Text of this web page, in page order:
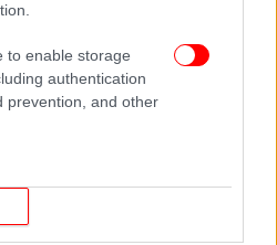
to enable storage
authentication
prevention, and other
προδικάζει την τελική
όμως ότι, ακόμη
επιδιώξει την πλήρη
με την Άγκυρα, θα
πολιτικές και
υποστηρίζουν ότι οι
συσχετισμοί